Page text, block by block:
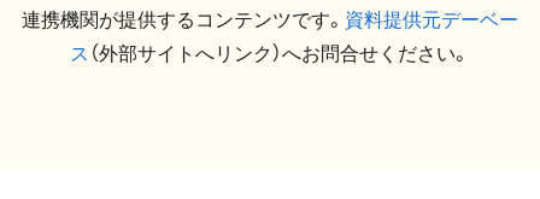
連携機関が提供するコンテンツです。 資料提供元デーベー
ス （外部サイトへリンク）へお問合せください。